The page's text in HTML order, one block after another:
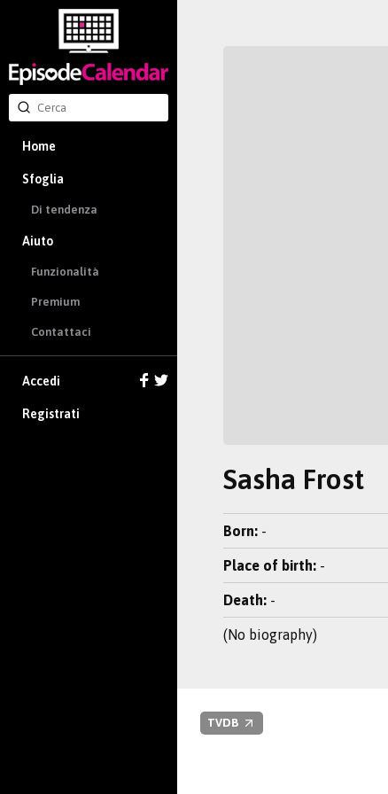
Home
Sfoglia
Di tendenza
Aiuto
Funzionalità
Premium
Contattaci
Accedi
Registrati
Sasha Frost
Born: -
Place of birth: -
Death: -
(No biography)
TVDB